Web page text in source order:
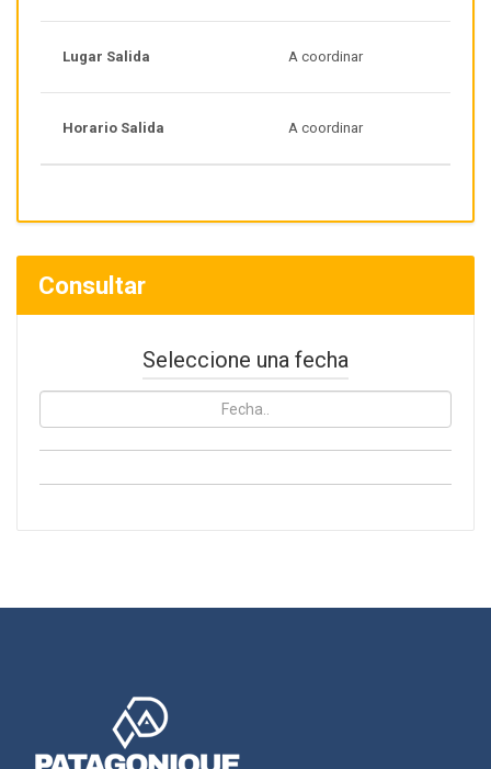
Lugar Salida A coordinar
Horario Salida A coordinar
Consultar
Seleccione una fecha